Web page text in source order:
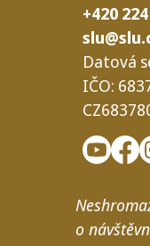
+420
Datová
IČO:
N
o